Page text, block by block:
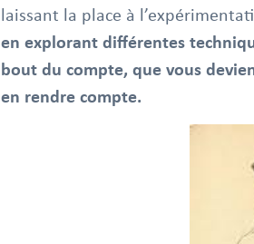
laissant la place à
en explorant différentes
bout du compte, que vous
en rendre compte.